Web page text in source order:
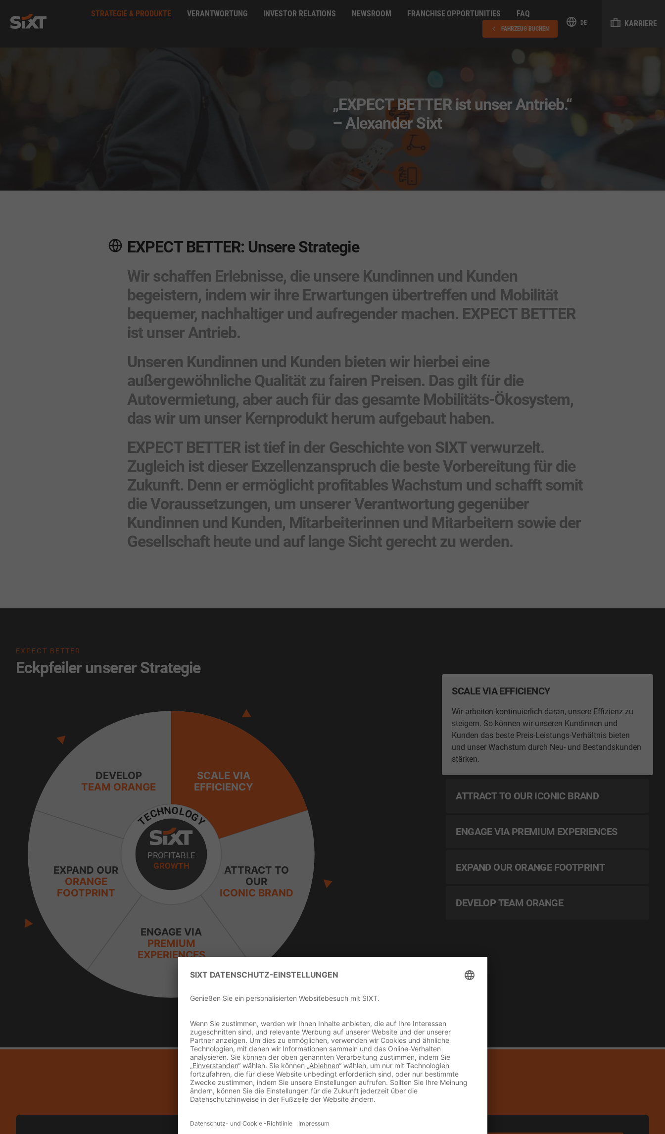
STRATEGIE & PRODUKTE VERANTWORTUNG INVESTOR RELATIONS NEWSROOM FRANCHISE OPPORTUNITIES FAQ
FAHRZEUG BUCHEN
DE KARRIERE
„EXPECT BETTER ist unser Antrieb.“
– Alexander Sixt
EXPECT BETTER: Unsere Strategie
Wir schaffen Erlebnisse, die unsere Kundinnen und Kunden
begeistern, indem wir ihre Erwartungen übertreffen und Mobilität
bequemer, nachhaltiger und aufregender machen. ​EXPECT BETTER
ist unser Antrieb.
Unseren Kundinnen und Kunden bieten wir hierbei eine
außergewöhnliche Qualität zu fairen Preisen. Das gilt für die
Autovermietung, aber auch für das gesamte Mobilitäts-Ökosystem,
das wir um unser Kernprodukt herum aufgebaut haben.
EXPECT BETTER ist tief in der Geschichte von SIXT verwurzelt.
Zugleich ist dieser Exzellenzanspruch die beste Vorbereitung für die
Zukunft. Denn er ermöglicht profitables Wachstum und schafft somit
die Voraussetzungen, um unserer Verantwortung gegenüber
Kundinnen und Kunden, Mitarbeiterinnen und Mitarbeitern sowie der
Gesellschaft heute und auf lange Sicht gerecht zu werden.
EXPECT BETTER
Eckpfeiler unserer Strategie
SCALE VIA EFFICIENCY
Wir arbeiten kontinuierlich daran, unsere Effizienz zu
steigern. So können wir unseren Kundinnen und
Kunden das beste Preis-Leistungs-Verhältnis bieten
und unser Wachstum durch Neu- und Bestandskunden
stärken.
ATTRACT TO OUR ICONIC BRAND
ENGAGE VIA PREMIUM EXPERIENCES
EXPAND OUR ORANGE FOOTPRINT
DEVELOP TEAM ORANGE